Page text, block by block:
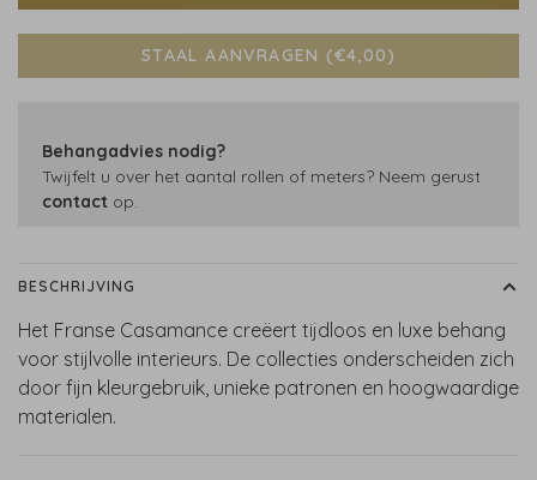
STAAL AANVRAGEN (€4,00)
Behangadvies nodig?
Twijfelt u over het aantal rollen of meters? Neem gerust
contact op.
BESCHRIJVING
Het Franse Casamance creëert tijdloos en luxe behang
voor stijlvolle interieurs. De collecties onderscheiden zich
door fijn kleurgebruik, unieke patronen en hoogwaardige
materialen.